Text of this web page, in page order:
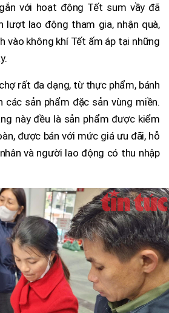
với hoạt động Tết sum vầy đã
lượt lao động tham gia, nhận quà,
vào không khí Tết ấm áp tại những
rất đa dạng, từ thực phẩm, bánh
các sản phẩm đặc sản vùng miền.
này đều là sản phẩm được kiểm
được bán với mức giá ưu đãi, hỗ
và người lao động có thu nhập